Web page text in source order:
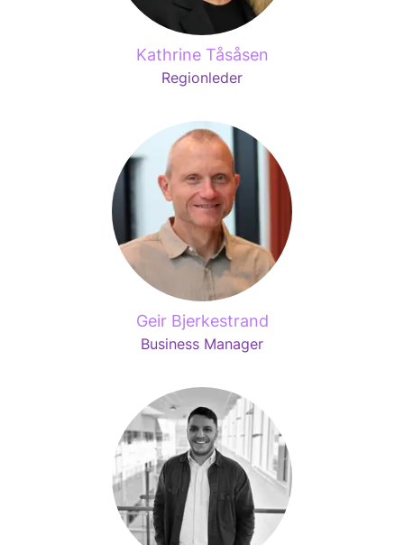
Kathrine Tåsåsen
Regionleder
Geir Bjerkestrand
Business Manager